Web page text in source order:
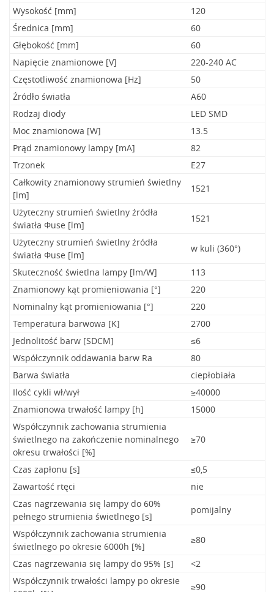
Wysokość [mm]
120
Średnica [mm]
60
Głębokość [mm]
60
Napięcie znamionowe [V]
220-240 AC
Częstotliwość znamionowa [Hz]
50
Źródło światła
A60
Rodzaj diody
LED SMD
Moc znamionowa [W]
13.5
Prąd znamionowy lampy [mA]
82
Trzonek
E27
Całkowity znamionowy strumień świetlny
[lm]
1521
Użyteczny strumień świetlny źródła
światła Φuse [lm]
1521
Użyteczny strumień świetlny źródła
światła Φuse [lm]
w kuli (360°)
Skuteczność świetlna lampy [lm/W]
113
Znamionowy kąt promieniowania [°]
220
Nominalny kąt promieniowania [°]
220
Temperatura barwowa [K]
2700
Jednolitość barw [SDCM]
≤6
Współczynnik oddawania barw Ra
80
Barwa światła
ciepłobiała
Ilość cykli wł/wył
≥40000
Znamionowa trwałość lampy [h]
15000
Współczynnik zachowania strumienia
świetlnego na zakończenie nominalnego
okresu trwałości [%]
≥70
Czas zapłonu [s]
≤0,5
Zawartość rtęci
nie
Czas nagrzewania się lampy do 60%
pełnego strumienia świetlnego [s]
pomijalny
Współczynnik zachowania strumienia
świetlnego po okresie 6000h [%]
≥80
Czas nagrzewania się lampy do 95% [s]
<2
Współczynnik trwałości lampy po okresie
≥90